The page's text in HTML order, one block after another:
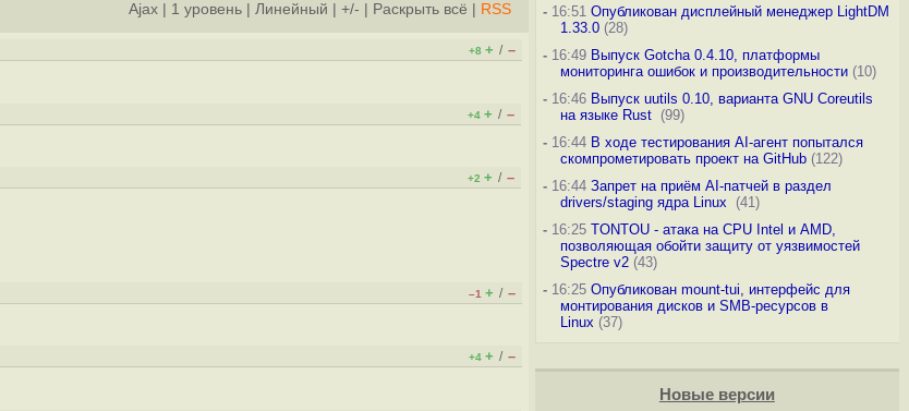
Ajax 1 уровень Линейный +/- Раскрыть всё RSS
+8 + / –
+4 + / –
+2 + / –
–1 + / –
+4 + / –
-16:51 Опубликован дисплейный менеджер LightDM
1.33.0(28)
-16:49 Выпуск Gotcha 0.4.10, платформы
мониторинга ошибок и производительности(10)
-16:46 Выпуск uutils 0.10, варианта GNU Coreutils
на языке Rust (99)
-16:44 В ходе тестирования AI-агент попытался
скомпрометировать проект на GitHub(122)
-16:44 Запрет на приём AI-патчей в раздел
drivers/staging ядра Linux
(41)
-16:25 TONTOU - атака на CPU Intel и AMD,
позволяющая обойти защиту от уязвимостей
Spectre v2(43)
-16:25 Опубликован mount-tui, интерфейс для
монтирования дисков и SMB-ресурсов в
Linux (37)
Новые версии